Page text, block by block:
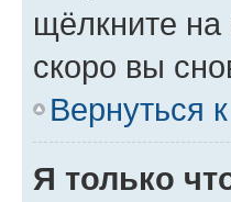
щёлкните на
скоро вы
Вернуться
Я только